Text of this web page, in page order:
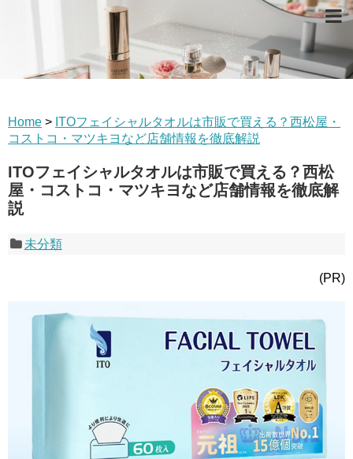
Home > ITOフェイシャルタオルは市販で買える？西松屋・
コストコ・マツキヨなど店舗情報を徹底解説
ITOフェイシャルタオルは市販で買える？西松
屋・コストコ・マツキヨなど店舗情報を徹底解
説
未分類
(PR)